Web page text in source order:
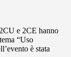
e 2CE hanno
“Uso
è stata